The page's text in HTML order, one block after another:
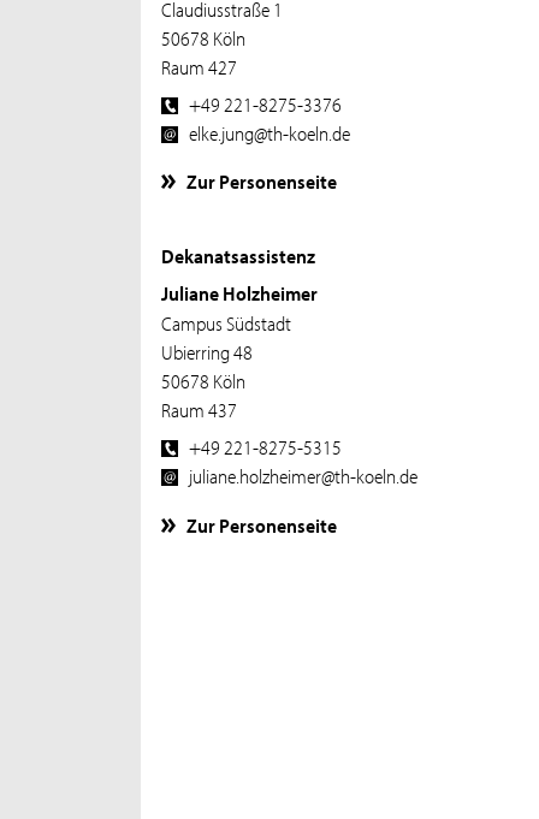
Claudiusstraße 1
50678 Köln
Raum 427
+49 221-8275-3376
elke.jung@th-koeln.de
Zur Personenseite
Dekanatsassistenz
Juliane Holzheimer
Campus Südstadt
Ubierring 48
50678 Köln
Raum 437
+49 221-8275-5315
juliane.holzheimer@th-koeln.de
Zur Personenseite